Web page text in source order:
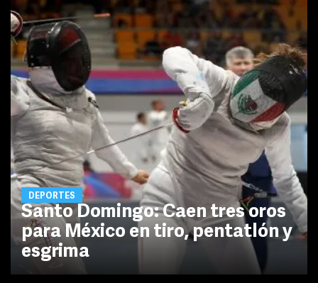
DEPORTES
Santo Domingo: Caen tres oros
para México en tiro, pentatlón y
esgrima